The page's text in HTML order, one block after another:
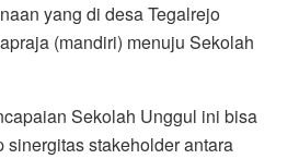
yang di desa Tegalrejo
(mandiri) menuju Sekolah
Sekolah Unggul ini bisa
stakeholder antara